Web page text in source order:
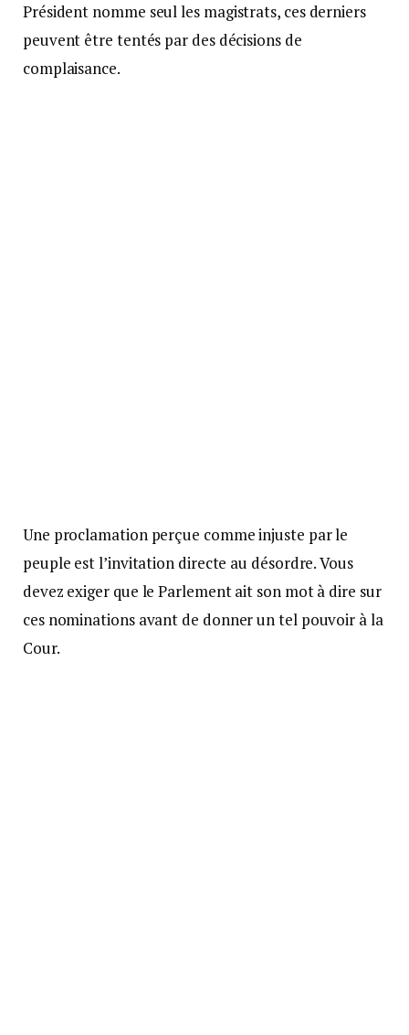
Président nomme seul les magistrats, ces derniers
peuvent être tentés par des décisions de
complaisance.
Une proclamation perçue comme injuste par le
peuple est l’invitation directe au désordre. Vous
devez exiger que le Parlement ait son mot à dire sur
ces nominations avant de donner un tel pouvoir à la
Cour.